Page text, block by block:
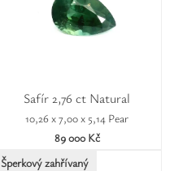
Safír 2,76 ct Natural
10,26 x 7,00 x 5,14 Pear
89 000 Kč
Šperkový zahřívaný